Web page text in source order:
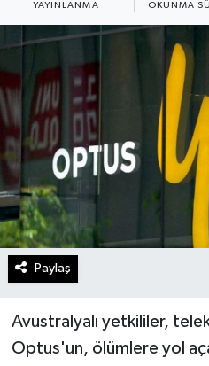
YAYINLANMA OKUNMA
Paylaş
Avustralyalı yetkililer,
Optus'un, ölümlere yol